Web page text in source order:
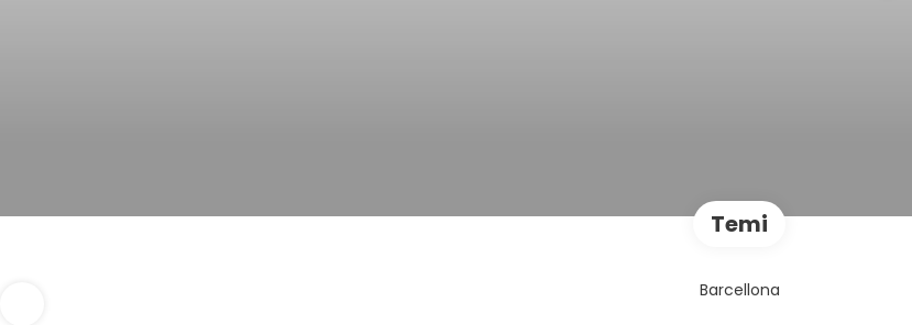
Temi
Barcellona